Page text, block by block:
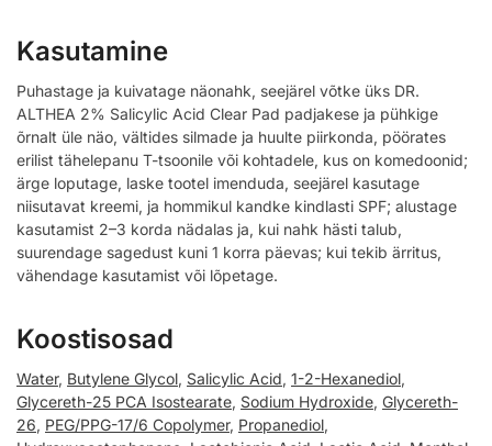
Kasutamine
Puhastage ja kuivatage näonahk, seejärel võtke üks DR.
ALTHEA 2% Salicylic Acid Clear Pad padjakese ja pühkige
õrnalt üle näo, vältides silmade ja huulte piirkonda, pöörates
erilist tähelepanu T-tsoonile või kohtadele, kus on komedoonid;
ärge loputage, laske tootel imenduda, seejärel kasutage
niisutavat kreemi, ja hommikul kandke kindlasti SPF; alustage
kasutamist 2–3 korda nädalas ja, kui nahk hästi talub,
suurendage sagedust kuni 1 korra päevas; kui tekib ärritus,
vähendage kasutamist või lõpetage.
Koostisosad
Water, Butylene Glycol, Salicylic Acid, 1-2-Hexanediol,
Glycereth-25 PCA Isostearate, Sodium Hydroxide, Glycereth-
26, PEG/PPG-17/6 Copolymer, Propanediol,